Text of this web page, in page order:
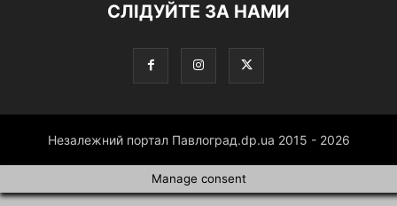
СЛІДУЙТЕ ЗА НАМИ
Незалежний портал Павлоград.dp.ua 2015 - 2026
Manage consent